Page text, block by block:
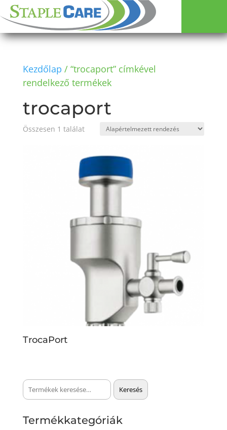
Kezdőlap / “trocaport” címkével
rendelkező termékek
trocaport
Összesen 1 találat
TrocaPort
Keresés
a
Keresés
Termékkategóriák